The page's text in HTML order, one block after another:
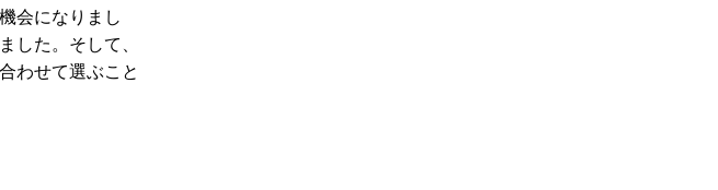
会になりまし
した。そして、
わせて選ぶこと